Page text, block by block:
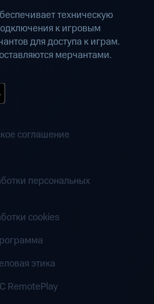
техническую
к игровым
для доступа к играм.
мерчантами.
соглашение
персональных
cookies
этика
RemotePlay